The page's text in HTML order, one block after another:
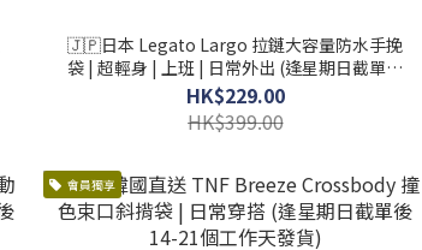
🇯🇵日本 Legato Largo 拉鏈大容量防水手挽
袋 | 超輕身 | 上班 | 日常外出 (逢星期日截單後
7-14個工作天發貨)
HK$229.00
HK$399.00
會員獨享